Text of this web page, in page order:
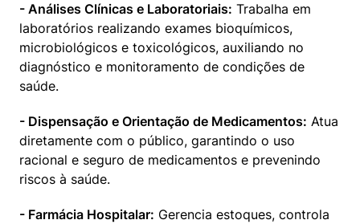
- Análises Clínicas e Laboratoriais: Trabalha em
laboratórios realizando exames bioquímicos,
microbiológicos e toxicológicos, auxiliando no
diagnóstico e monitoramento de condições de
saúde.
- Dispensação e Orientação de Medicamentos: Atua
diretamente com o público, garantindo o uso
racional e seguro de medicamentos e prevenindo
riscos à saúde.
- Farmácia Hospitalar: Gerencia estoques, controla